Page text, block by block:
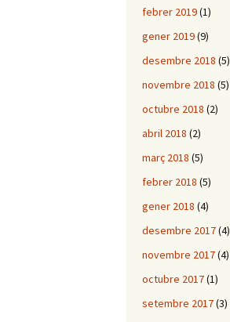
febrer 2019(1)
gener 2019(9)
desembre 2018 (5)
novembre 2018 (5)
octubre 2018 (2)
abril 2018 (2)
març 2018 (5)
febrer 2018 (5)
gener 2018 (4)
desembre 2017(4)
novembre 2017(4)
octubre 2017(1)
setembre 2017(3)